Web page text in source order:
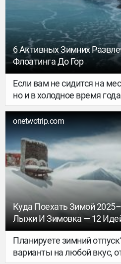
уборах, покататься на
активно провести время
Рассказываем главное о
тысячи озёр.
6 Активных Зимних
Флоатинга До Гор
Если вам не сидится на
но и в холодное время
небанальных сценариев
списке есть
самые очевидные (и уж
раскрученные «Роза
парочка способов
уникальный опыт.
onetwotrip.com
Куда Поехать Зимой
Лыжи И Зимовка — 12
Планируете зимний
варианты на любой вкус,